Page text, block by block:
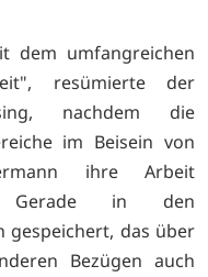
dem umfangreichen
resümierte der
nachdem die
im Beisein von
ihre Arbeit
Gerade in den
gespeichert, das über
Bezügen auch